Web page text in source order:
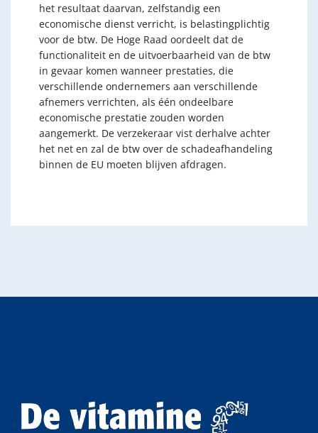
het resultaat daarvan, zelfstandig een
economische dienst verricht, is belastingplichtig
voor de btw. De Hoge Raad oordeelt dat de
functionaliteit en de uitvoerbaarheid van de btw
in gevaar komen wanneer prestaties, die
verschillende ondernemers aan verschillende
afnemers verrichten, als één ondeelbare
economische prestatie zouden worden
aangemerkt. De verzekeraar vist derhalve achter
het net en zal de btw over de schadeafhandeling
binnen de EU moeten blijven afdragen.